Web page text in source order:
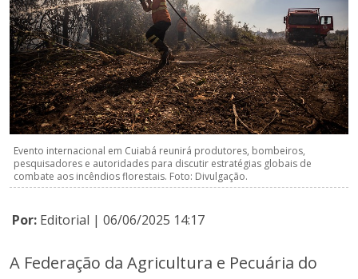
Evento internacional em Cuiabá reunirá produtores, bombeiros,
pesquisadores e autoridades para discutir estratégias globais de
combate aos incêndios florestais. Foto: Divulgação.
Por: Editorial | 06/06/2025 14:17
A Federação da Agricultura e Pecuária do